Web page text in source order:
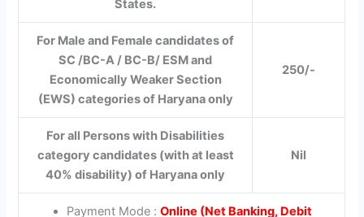
States.
For Male and Female candidates of
SC /BC-A / BC-B/ ESM and
Economically Weaker Section
(EWS) categories of Haryana only
250/-
For all Persons with Disabilities
category candidates (with at least
40% disability) of Haryana only
Nil
Payment Mode : Online (Net Banking, Debit